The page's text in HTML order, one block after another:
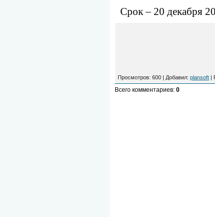
Срок – 20 декабря
Просмотров: 600 | Добавил: plansoft |
Всего комментариев: 0